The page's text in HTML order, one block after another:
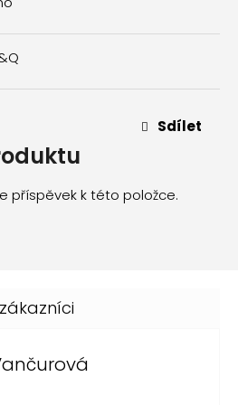
Sdílet
příspěvek k této položce.
obchodu je 5 z 5 hvězdiček.